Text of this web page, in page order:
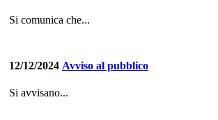
Si comunica che...
12/12/2024 Avviso al pubblico
Si avvisano...